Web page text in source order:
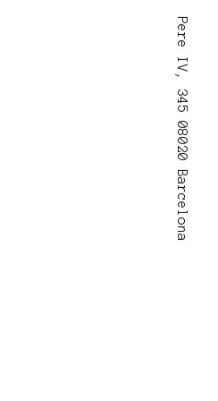
Pere IV, 345 08020 Barcelona